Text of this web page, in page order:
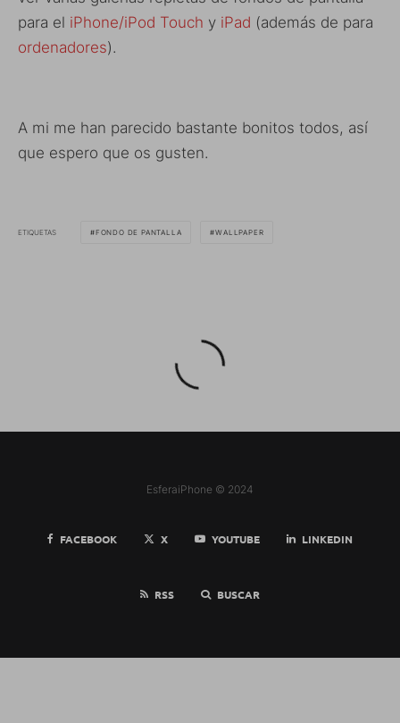
para el iPhone/iPod Touch y iPad (además de para
ordenadores).
A mi me han parecido bastante bonitos todos, así
que espero que os gusten.
ETIQUETAS FONDO DE PANTALLA WALLPAPER
EsferaiPhone © 2024
FACEBOOK X YOUTUBE LINKEDIN
RSS BUSCAR